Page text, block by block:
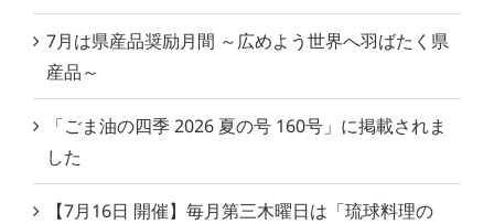
7月は県産品奨励月間 ～広めよう世界へ羽ばたく県
産品～
「ごま油の四季 2026 夏の号 160号」に掲載されま
した
【7月16日 開催】毎月第三木曜日は「琉球料理の